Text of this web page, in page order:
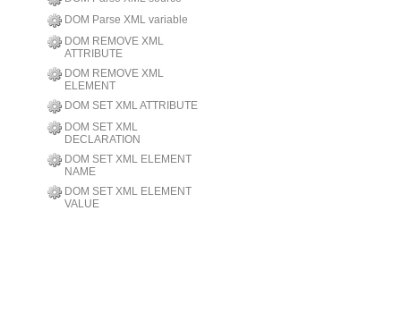
DOM Parse XML variable
DOM REMOVE XML
ATTRIBUTE
DOM REMOVE XML
ELEMENT
DOM SET XML ATTRIBUTE
DOM SET XML
DECLARATION
DOM SET XML ELEMENT
NAME
DOM SET XML ELEMENT
VALUE